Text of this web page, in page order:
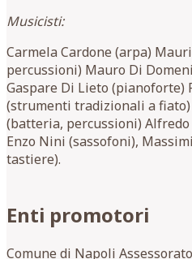
Musicisti:
Carmela Cardone (arpa)
percussioni) Mauro Di
Gaspare Di Lieto (pianoforte)
(strumenti tradizionali a fiato)
(batteria, percussioni)
Enzo Nini (sassofoni),
tastiere).
Enti promotori
Comune di Napoli